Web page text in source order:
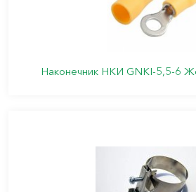
Наконечник НКИ GNKI-5,5-6